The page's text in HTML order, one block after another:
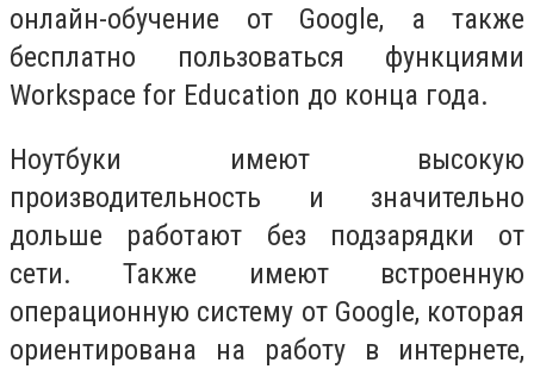
онлайн-обучение от Google, а также
бесплатно пользоваться функциями
Workspace for Education до конца года.
Ноутбуки имеют высокую
производительность и значительно
дольше работают без подзарядки от
сети. Также имеют встроенную
операционную систему от Google, которая
ориентирована на работу в интернете,